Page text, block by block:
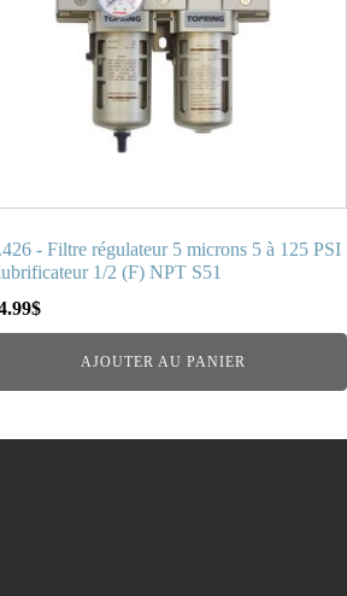
- Filtre régulateur 5 microns 5 à 125 PSI
1/2 (F) NPT S51
$
AJOUTER AU PANIER